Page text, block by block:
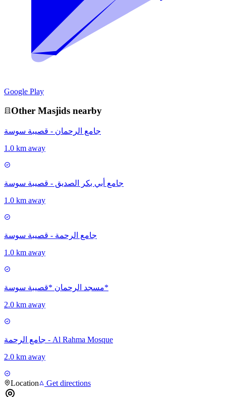
Google Play
Other Masjids nearby
جامع الرحمان - قصيبة سوسة
1.0 km away
جامع أبي بكر الصديق - قصيبة سوسة
1.0 km away
جامع الرحمة - قصيبة سوسة
1.0 km away
مسجد الرحمان *قصيبة سوسة*
2.0 km away
جامع الرحمة - Al Rahma Mosque
2.0 km away
Location Get directions